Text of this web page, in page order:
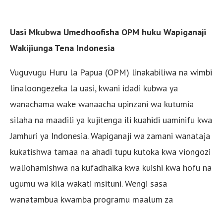
Uasi Mkubwa Umedhoofisha OPM huku Wapiganaji
Wakijiunga Tena Indonesia
Vuguvugu Huru la Papua (OPM) linakabiliwa na wimbi
linaloongezeka la uasi, kwani idadi kubwa ya
wanachama wake wanaacha upinzani wa kutumia
silaha na maadili ya kujitenga ili kuahidi uaminifu kwa
Jamhuri ya Indonesia. Wapiganaji wa zamani wanataja
kukatishwa tamaa na ahadi tupu kutoka kwa viongozi
waliohamishwa na kufadhaika kwa kuishi kwa hofu na
ugumu wa kila wakati msituni. Wengi sasa
wanatambua kwamba programu maalum za